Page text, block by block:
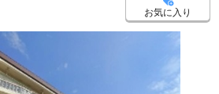
お気に入り